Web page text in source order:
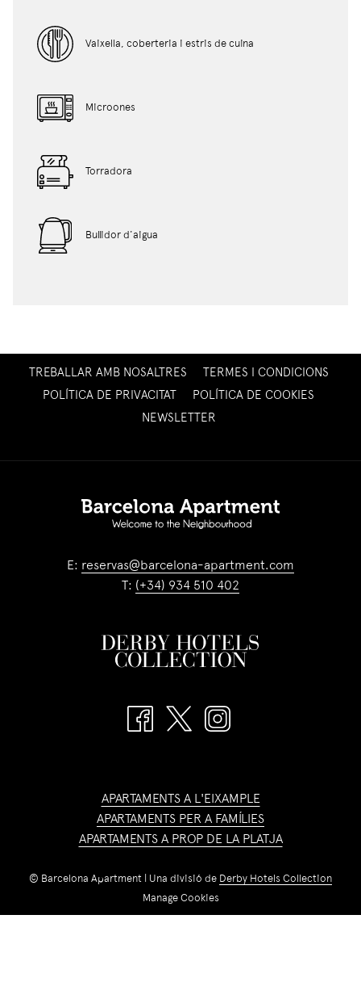
Vaixella, coberteria i estris de cuina
Microones
Torradora
Bullidor d'aigua
TREBALLAR AMB NOSALTRESOPENS
IN
A
TERMES I CONDICIONS
POLÍTICA DE PRIVACITAT
POLÍTICA DE COOKIES
NEWSLETTER
E: reservas@barcelona-apartment.com
T: (+34) 934 510 402
APARTAMENTS A L'EIXAMPLE
APARTAMENTS PER A FAMÍLIES
APARTAMENTS A PROP DE LA PLATJA
© Barcelona Apartment | Una divisió de Derby Hotels Collection
Manage Cookies